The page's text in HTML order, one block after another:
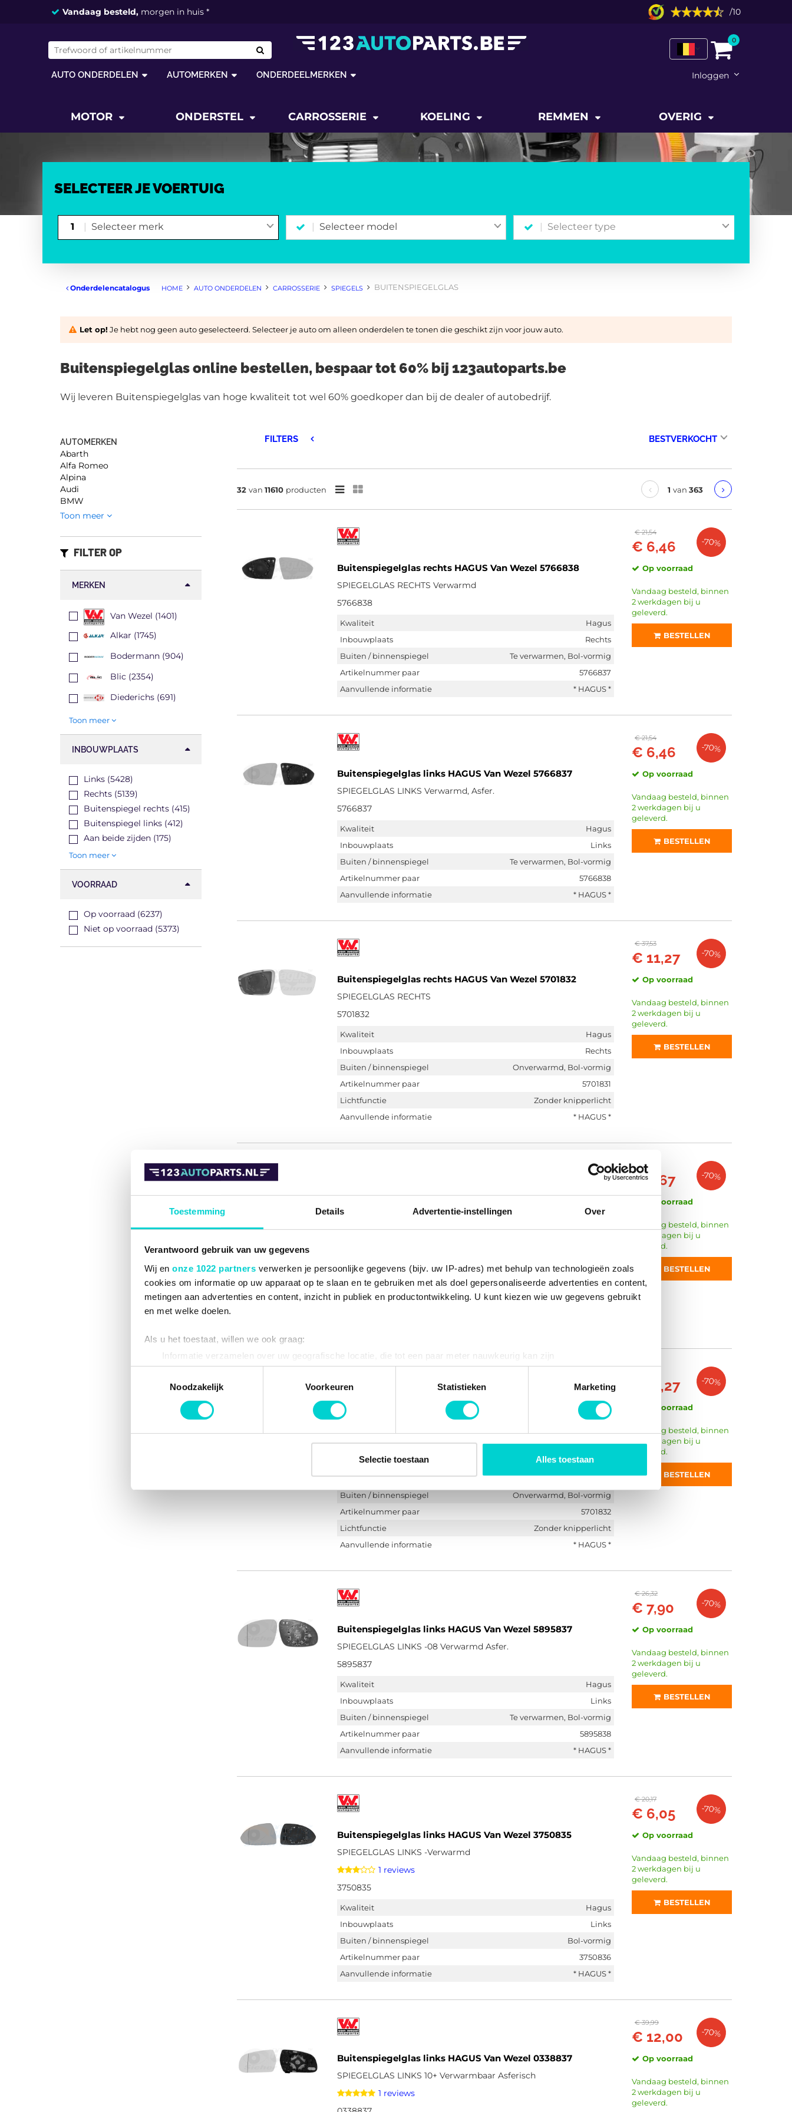
Toestemming Details Advertentie-instellingen Over
Verantwoord gebruik van uw gegevens
Wij en onze 1022 partners verwerken je persoonlijke gegevens (bijv. uw IP-adres) met behulp van technologieën zoals
cookies om informatie op uw apparaat op te slaan en te gebruiken met als doel gepersonaliseerde advertenties en content,
metingen aan advertenties en content, inzicht in publiek en productontwikkeling. U kunt kiezen wie uw gegevens gebruikt
en met welke doelen.
Als u het toestaat, willen we ook graag:
Informatie verzamelen over uw geografische locatie, die tot een paar meter nauwkeurig kan zijn
Uw apparaat identificeren door het actief te scannen op specifieke eigenschappen (fingerprinting)
Lees meer over hoe uw persoonlijke gegevens worden verwerkt en stel uw voorkeuren in het
detailgedeeltein. U kunt uw
toestemming op elk moment wijzigen of intrekken in de Cookieverklaring.
websiteverkeer te analyseren. Ook delen we informatie over uw gebruik van onze site met onze partners voor social
media, adverteren en analyse. Deze partners kunnen deze gegevens combineren met andere informatie die u aan ze heeft
Noodzakelijk
Voorkeuren Statistieken Marketing
Selectie toestaan Alles toestaan
Vandaag besteld, morgen in huis * /10
0
Inloggen
AUTO ONDERDELEN AUTOMERKEN ONDERDEELMERKEN
MOTOR ONDERSTEL CARROSSERIE KOELING REMMEN OVERIG
SELECTEER JE VOERTUIG
1 Selecteer merk Selecteer model Selecteer type
Onderdelencatalogus HOME AUTO ONDERDELEN CARROSSERIE SPIEGELS BUITENSPIEGELGLAS
Let op! Je hebt nog geen auto geselecteerd. Selecteer je auto om alleen onderdelen te tonen die geschikt zijn voor jouw auto.
Buitenspiegelglas online bestellen, bespaar tot 60% bij 123autoparts.be
Wij leveren Buitenspiegelglas van hoge kwaliteit tot wel 60% goedkoper dan bij de dealer of autobedrijf.
AUTOMERKEN
Abarth
Alfa Romeo
Alpina
Audi
BMW
Toon meer
FILTER OP
MERKEN
Van Wezel (1401)
Alkar (1745)
Bodermann (904)
Blic (2354)
Diederichs (691)
Toon meer
INBOUWPLAATS
Links (5428)
Rechts (5139)
Buitenspiegel rechts (415)
Buitenspiegel links (412)
Aan beide zijden (175)
Toon meer
VOORRAAD
Op voorraad (6237)
Niet op voorraad (5373)
FILTERS
32 van 11610 producten 1 van 363
Buitenspiegelglas rechts HAGUS Van Wezel 5766838
SPIEGELGLAS RECHTS Verwarmd
5766838
Kwaliteit
Hagus
Inbouwplaats
Rechts
Buiten / binnenspiegel
Te verwarmen, Bol-vormig
Artikelnummer paar
5766837
Aanvullende informatie
* HAGUS *
€ 21,54
€ 6,46 -70%
Op voorraad
Vandaag besteld, binnen
2 werkdagen bij u
geleverd.
BESTELLEN
Buitenspiegelglas links HAGUS Van Wezel 5766837
SPIEGELGLAS LINKS Verwarmd, Asfer.
5766837
Kwaliteit
Hagus
Inbouwplaats
Links
Buiten / binnenspiegel
Te verwarmen, Bol-vormig
Artikelnummer paar
5766838
Aanvullende informatie
* HAGUS *
€ 21,54
€ 6,46 -70%
Op voorraad
Vandaag besteld, binnen
2 werkdagen bij u
geleverd.
BESTELLEN
Buitenspiegelglas rechts HAGUS Van Wezel 5701832
SPIEGELGLAS RECHTS
5701832
Kwaliteit
Hagus
Inbouwplaats
Rechts
Buiten / binnenspiegel
Onverwarmd, Bol-vormig
Artikelnummer paar
5701831
Lichtfunctie
Zonder knipperlicht
Aanvullende informatie
* HAGUS *
€ 37,53
€ 11,27 -70%
Op voorraad
Vandaag besteld, binnen
2 werkdagen bij u
geleverd.
BESTELLEN
SPIEGELGLAS RECHTS 5/09+ Verwarmbaar
Inbouwplaats
Rechts
Buiten / binnenspiegel
€ 22,22
€ 6,67 -70%
Op voorraad
Vandaag besteld, binnen
2 werkdagen bij u
geleverd.
BESTELLEN
Buitenspiegelglas links HAGUS Van Wezel 5701831
5701831
Kwaliteit
Hagus
Inbouwplaats
Links
Buiten / binnenspiegel
Onverwarmd, Bol-vormig
Artikelnummer paar
5701832
Lichtfunctie
Zonder knipperlicht
Aanvullende informatie
* HAGUS *
€ 11,27 -70%
Op voorraad
Vandaag besteld, binnen
2 werkdagen bij u
geleverd.
BESTELLEN
Buitenspiegelglas links HAGUS Van Wezel 5895837
SPIEGELGLAS LINKS -08 Verwarmd Asfer.
5895837
Kwaliteit
Hagus
Inbouwplaats
Links
Buiten / binnenspiegel
Te verwarmen, Bol-vormig
Artikelnummer paar
5895838
Aanvullende informatie
* HAGUS *
€ 26,32
€ 7,90 -70%
Op voorraad
Vandaag besteld, binnen
2 werkdagen bij u
geleverd.
BESTELLEN
Buitenspiegelglas links HAGUS Van Wezel 3750835
SPIEGELGLAS LINKS -Verwarmd
1 reviews
3750835
Kwaliteit
Hagus
Inbouwplaats
Links
Buiten / binnenspiegel
Bol-vormig
Artikelnummer paar
3750836
Aanvullende informatie
* HAGUS *
€ 20,17
€ 6,05 -70%
Op voorraad
Vandaag besteld, binnen
2 werkdagen bij u
geleverd.
BESTELLEN
Buitenspiegelglas links HAGUS Van Wezel 0338837
SPIEGELGLAS LINKS 10+ Verwarmbaar Asferisch
1 reviews
€ 39,99
€ 12,00 -70%
Op voorraad
Vandaag besteld, binnen
2 werkdagen bij u
geleverd.